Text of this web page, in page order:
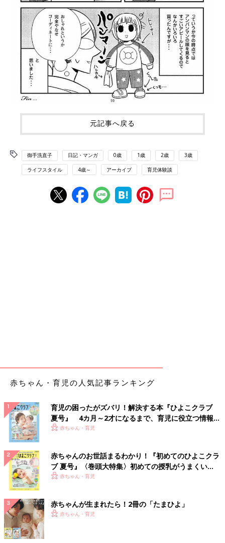
元記事へ戻る
御手洗直子 日記・マンガ 0歳 1歳 2歳 3歳
ライフスタイル 4歳～ アーカイブ 育児体験談
赤ちゃん・育児の人気記事ランキング
育児の困ったがズバリ！解決する本『ひよこクラブ
夏号』 4カ月～2才になるまで、育児に役立つ情報が
いっぱい！
赤ちゃん・育児
赤ちゃんのお世話まるわかり！『初めてのひよこクラ
ブ 夏号』〈巻頭大特集〉初めての授乳がうまくい
く！ おっぱい・ミルクの基本と夏のトラブル 解決テ
赤ちゃん・育児
赤ちゃんが生まれたら！2冊の「たまひよ」
赤ちゃん・育児